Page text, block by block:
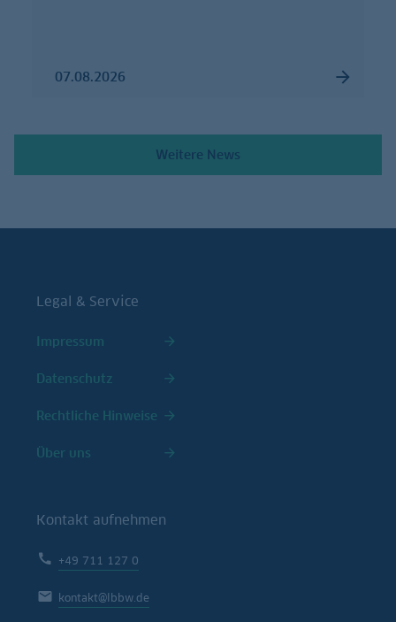
07.08.2026
Weitere News
Legal & Service
Impressum
Datenschutz
Rechtliche Hinweise
Über uns
Kontakt aufnehmen
+49 711 127 0
kontakt@lbbw.de